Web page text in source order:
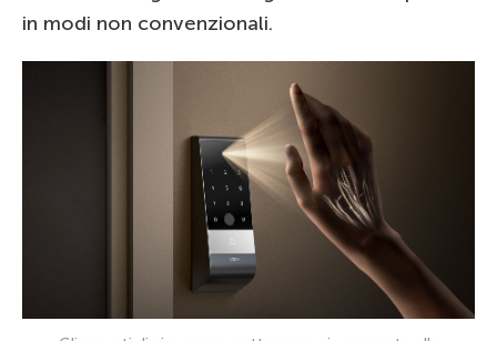
in modi non convenzionali.